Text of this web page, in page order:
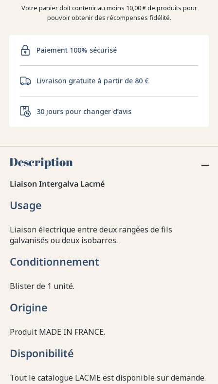
Votre panier doit contenir au moins 10,00 € de produits pour
pouvoir obtenir des récompenses fidélité.
Paiement 100% sécurisé
Livraison gratuite à partir de 80 €
30 jours pour changer d’avis
Description
Liaison Intergalva Lacmé
Usage
Liaison électrique entre deux rangées de fils
galvanisés ou deux isobarres.
Conditionnement
Blister de 1 unité.
Origine
Produit MADE IN FRANCE.
Disponibilité
Tout le catalogue LACME est disponible sur demande.